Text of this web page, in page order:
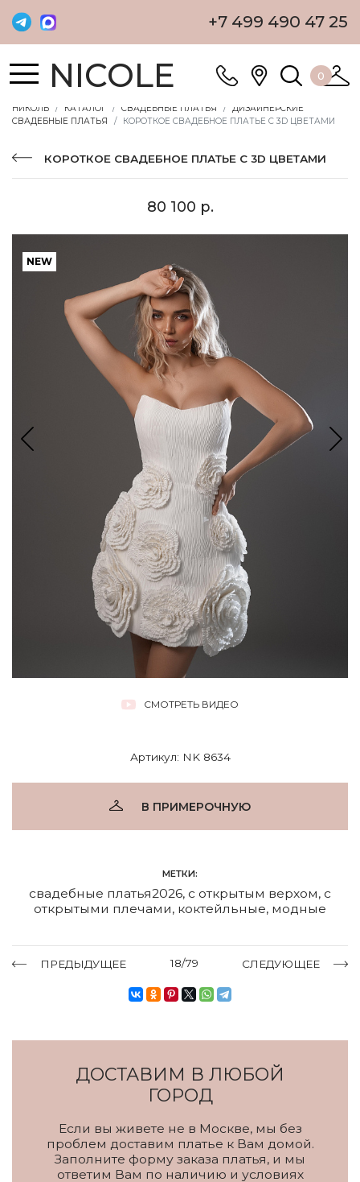
+7 499 490 47 25
NICOLE 0
НИКОЛЬ КАТАЛОГ СВАДЕБНЫЕ ПЛАТЬЯ
ДИЗАЙНЕРСКИЕ
СВАДЕБНЫЕ ПЛАТЬЯ
КОРОТКОЕ СВАДЕБНОЕ ПЛАТЬЕ С 3D ЦВЕТАМИ
КОРОТКОЕ СВАДЕБНОЕ ПЛАТЬЕ С 3D ЦВЕТАМИ
80 100 р.
NEW
СМОТРЕТЬ ВИДЕО
Артикул: NK 8634
В ПРИМЕРОЧНУЮ
МЕТКИ:
свадебные платья2026, с открытым верхом, с
открытыми плечами, коктейльные, модные
ПРЕДЫДУЩЕЕ 18/79 СЛЕДУЮЩЕЕ
ДОСТАВИМ В ЛЮБОЙ
ГОРОД
Если вы живете не в Москве, мы без
проблем доставим платье к Вам домой.
Заполните форму заказа платья, и мы
ответим Вам по наличию и условиях